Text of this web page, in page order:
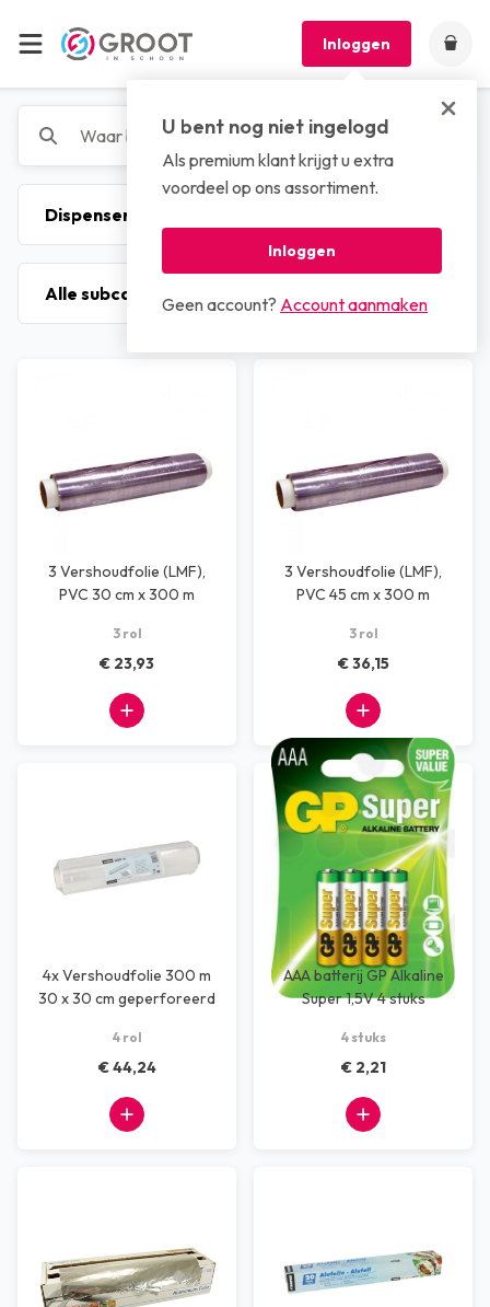
Inloggen
U bent nog niet ingelogd
Als premium klant krijgt u extra
voordeel op ons assortiment.
Inloggen
Geen account? Account aanmaken
3 Vershoudfolie (LMF),
PVC 30 cm x 300 m
3 rol
€ 23,93
3 Vershoudfolie (LMF),
PVC 45 cm x 300 m
3 rol
€ 36,15
4x Vershoudfolie 300 m
30 x 30 cm geperforeerd
4 rol
€ 44,24
AAA batterij GP Alkaline
Super 1,5V 4 stuks
4 stuks
€ 2,21